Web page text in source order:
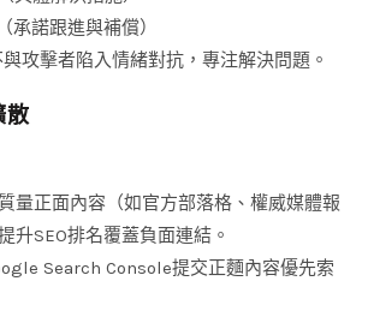
（承諾跟進與補償）
與攻擊者陷入情緒對抗，專注解決問題。
散
量正面內容（如官方部落格、權威媒體報
升SEO排名覆蓋負面連結。
Search Console提交正麵內容優先索